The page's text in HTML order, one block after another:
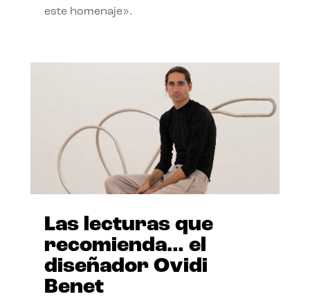
este homenaje».
Las lecturas que
recomienda… el
diseñador Ovidi
Benet